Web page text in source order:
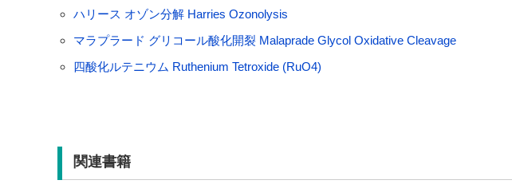
ハリース オゾン分解 Harries Ozonolysis
マラプラード グリコール酸化開裂 Malaprade Glycol Oxidative Cleavage
四酸化ルテニウム Ruthenium Tetroxide (RuO4)
関連書籍